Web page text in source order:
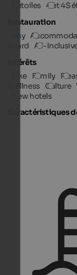
5 étoiles 4 et 4S
Restauration
Any
board All-
Intérêts
Bike Family
Wellness Culture
New hotels
Caractéristiques